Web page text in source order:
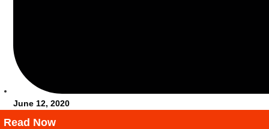
June 12, 2020
Read Now